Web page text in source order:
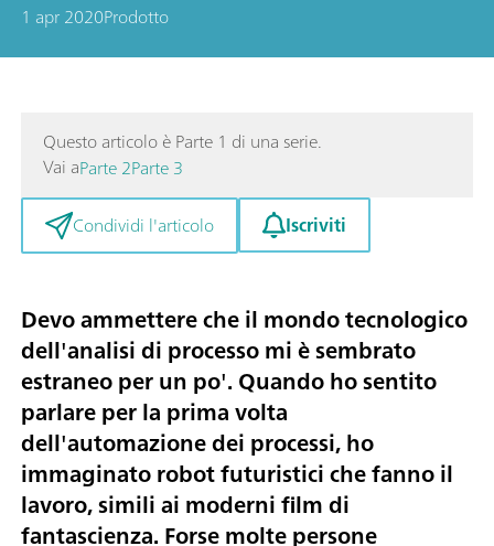
1 apr 2020Prodotto
Questo articolo è Parte 1 di una serie.
Vai aParte 2Parte 3
Condividi l'articolo
Iscriviti
Devo ammettere che il mondo tecnologico
dell'analisi di processo mi è sembrato
estraneo per un po'. Quando ho sentito
parlare per la prima volta
dell'automazione dei processi, ho
immaginato robot futuristici che fanno il
lavoro, simili ai moderni film di
fantascienza. Forse molte persone